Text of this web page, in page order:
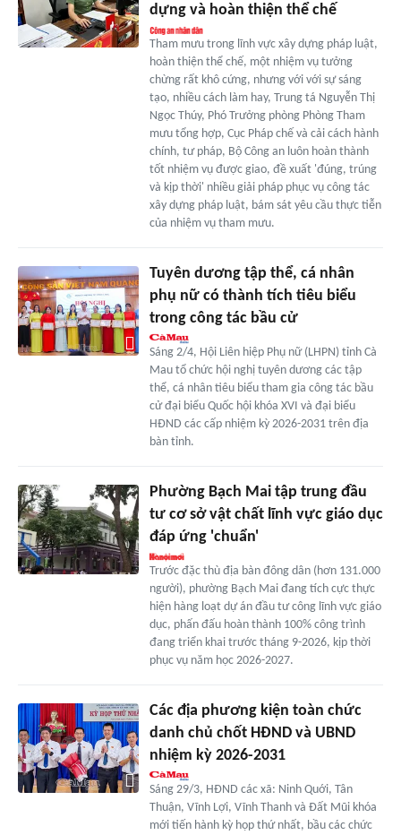
dựng và hoàn thiện thể chế
Tham mưu trong lĩnh vực xây dựng pháp luật,
hoàn thiện thể chế, một nhiệm vụ tưởng
chừng rất khô cứng, nhưng với với sự sáng
tạo, nhiều cách làm hay, Trung tá Nguyễn Thị
Ngọc Thúy, Phó Trưởng phòng Phòng Tham
mưu tổng hợp, Cục Pháp chế và cải cách hành
chính, tư pháp, Bộ Công an luôn hoàn thành
tốt nhiệm vụ được giao, đề xuất 'đúng, trúng
và kịp thời' nhiều giải pháp phục vụ công tác
xây dựng pháp luật, bám sát yêu cầu thực tiễn
của nhiệm vụ tham mưu.
Tuyên dương tập thể, cá nhân
phụ nữ có thành tích tiêu biểu
trong công tác bầu cử
Sáng 2/4, Hội Liên hiệp Phụ nữ (LHPN) tỉnh Cà
Mau tổ chức hội nghị tuyên dương các tập
thể, cá nhân tiêu biểu tham gia công tác bầu
cử đại biểu Quốc hội khóa XVI và đại biểu
HĐND các cấp nhiệm kỳ 2026-2031 trên địa
bàn tỉnh.
Phường Bạch Mai tập trung đầu
tư cơ sở vật chất lĩnh vực giáo dục
đáp ứng 'chuẩn'
Trước đặc thù địa bàn đông dân (hơn 131.000
người), phường Bạch Mai đang tích cực thực
hiện hàng loạt dự án đầu tư công lĩnh vực giáo
dục, phấn đấu hoàn thành 100% công trình
đang triển khai trước tháng 9-2026, kịp thời
phục vụ năm học 2026-2027.
Các địa phương kiện toàn chức
danh chủ chốt HĐND và UBND
nhiệm kỳ 2026-2031
Sáng 29/3, HĐND các xã: Ninh Quới, Tân
Thuận, Vĩnh Lợi, Vĩnh Thanh và Đất Mũi khóa
mới tiến hành kỳ họp thứ nhất, bầu các chức